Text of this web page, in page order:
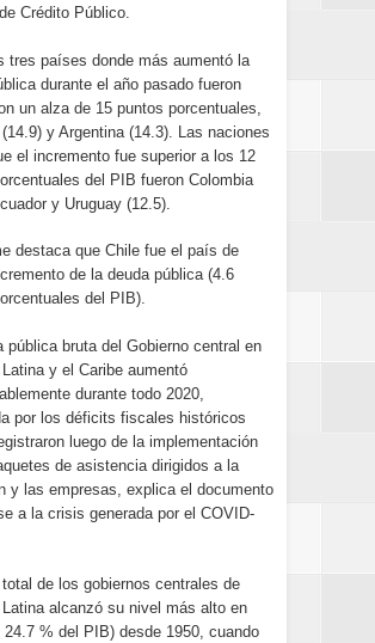
Crédito Público.
tres países donde más aumentó la
durante el año pasado fueron
un alza de 15 puntos porcentuales,
(14.9) y Argentina (14.3). Las naciones
el incremento fue superior a los 12
del PIB fueron Colombia
y Uruguay (12.5).
destaca que Chile fue el país de
de la deuda pública (4.6
del PIB).
pública bruta del Gobierno central en
y el Caribe aumentó
durante todo 2020,
por los déficits fiscales históricos
luego de la implementación
de asistencia dirigidos a la
y las empresas, explica el documento
a la crisis generada por el COVID-
de los gobiernos centrales de
alcanzó su nivel más alto en
24.7 % del PIB) desde 1950, cuando